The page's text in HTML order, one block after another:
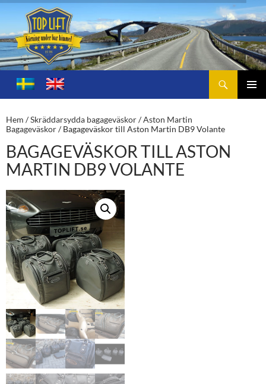
Toplift.se – för körning under bar himmel
HOPPA
TILL
Hem /Skräddarsydda bagageväskor/Aston Martin
Bagageväskor/ Bagageväskor till Aston Martin DB9 Volante
BAGAGEVÄSKOR TILL ASTON
MARTIN DB9 VOLANTE